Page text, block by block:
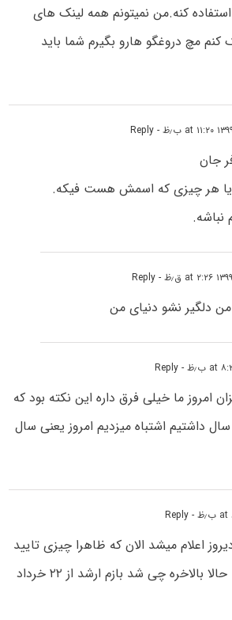
کنه.من نمیتونم همه لینک های
چک کنم مچ دروغگو هارو بگیرم شما باید
- Reply
جان
هر چیزی که اسمش هست فیکه.
نباشه.
- Reply
دلگیر نشو دنیای من
- Reply
امروز ما خیلی فرق داره این نکته بود که
داشتیم اشتباه میزدیم امروز یعنی سال
- Reply
اعلام میشد الان که ظاهرا چیزی تایید
نشده به صورت رسمی، حالا بالاخره چی شد بازم ارشد از ۲۲ خرداد